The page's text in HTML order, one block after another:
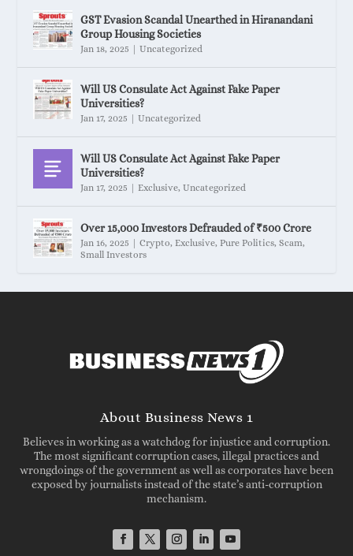
GST Evasion Scandal Unearthed in Hiranandani
Group Housing Societies
Jan 18, 2025 |Uncategorized
Will US Consulate Act Against Fake Paper
Universities?
Jan 17, 2025 |Uncategorized
Will US Consulate Act Against Fake Paper
Universities?
Jan 17, 2025 |Exclusive,Uncategorized
Over 15,000 Investors Defrauded of ₹500 Crore
Jan 16, 2025 |Crypto,Exclusive,Pure Politics,Scam,
Small Investors
About Business News 1
Believes in working as a watchdog for injustice and corruption.
The most significant corruption cases, illegal practices and
wrongdoings of the government as well as corporates have been
exposed by journalists instead of the state’s anti-corruption
mechanism.